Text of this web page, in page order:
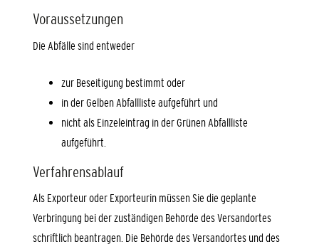
Voraussetzungen
Die Abfälle sind entweder
zur Beseitigung bestimmt oder
in der Gelben Abfallliste aufgeführt und
nicht als Einzeleintrag in der Grünen Abfallliste
aufgeführt.
Verfahrensablauf
Als Exporteur oder Exporteurin müssen Sie die geplante
Verbringung bei der zuständigen Behörde des Versandortes
schriftlich beantragen. Die Behörde des Versandortes und des